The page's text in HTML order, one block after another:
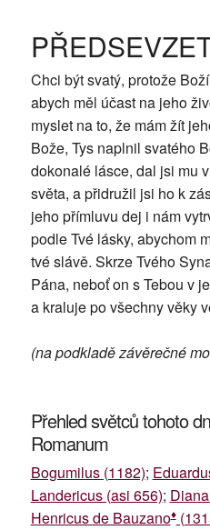
Chci být svatý, protože
abych měl účast na jeho
myslet na to, že mám žít
Bože, Tys naplnil svatého
dokonalé lásce, dal jsi mu
světa, a přidružil jsi ho k
jeho přímluvu dej i nám
podle Tvé lásky, abychom
tvé slávě. Skrze Tvého
Pána, neboť on s Tebou v
a kraluje po všechny věky
(na podkladě závěrečné
Přehled světců tohoto
Romanum
Bogumilus (1182);
Landericus (asi 656);
Henricus de Bauzano♦